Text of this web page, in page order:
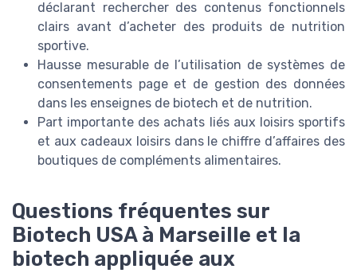
déclarant rechercher des contenus fonctionnels
clairs avant d’acheter des produits de nutrition
sportive.
Hausse mesurable de l’utilisation de systèmes de
consentements page et de gestion des données
dans les enseignes de biotech et de nutrition.
Part importante des achats liés aux loisirs sportifs
et aux cadeaux loisirs dans le chiffre d’affaires des
boutiques de compléments alimentaires.
Questions fréquentes sur
Biotech USA à Marseille et la
biotech appliquée aux